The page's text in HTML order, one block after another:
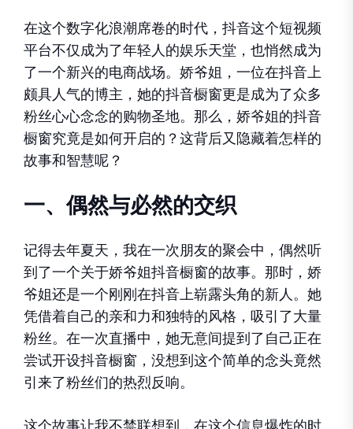
在这个数字化浪潮席卷的时代，抖音这个短视频
平台不仅成为了年轻人的娱乐天堂，也悄然成为
了一个新兴的电商战场。娇爷姐，一位在抖音上
颇具人气的博主，她的抖音橱窗更是成为了众多
粉丝心心念念的购物圣地。那么，娇爷姐的抖音
橱窗究竟是如何开启的？这背后又隐藏着怎样的
故事和智慧呢？
一、偶然与必然的交织
记得去年夏天，我在一次朋友的聚会中，偶然听
到了一个关于娇爷姐抖音橱窗的故事。那时，娇
爷姐还是一个刚刚在抖音上崭露头角的新人。她
凭借着自己的亲和力和独特的风格，吸引了大量
粉丝。在一次直播中，她无意间提到了自己正在
尝试开设抖音橱窗，没想到这个简单的念头竟然
引来了粉丝们的热烈反响。